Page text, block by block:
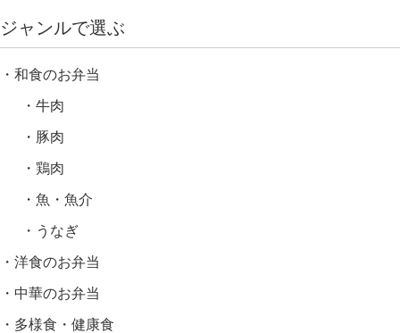
ジャンルで選ぶ
和食のお弁当
牛肉
豚肉
鶏肉
魚・魚介
うなぎ
洋食のお弁当
中華のお弁当
多様食・健康食